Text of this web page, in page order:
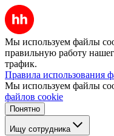
Мы используем файлы
правильную работу
трафик.
Правила использования
Мы используем файлы
файлов cookie
Понятно
Ищу сотрудника